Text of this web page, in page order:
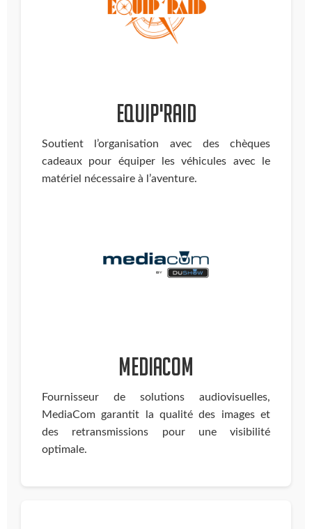
Equip'Raid
Soutient l’organisation avec des chèques
cadeaux pour équiper les véhicules avec le
matériel nécessaire à l’aventure.
MediaCom
Fournisseur de solutions audiovisuelles,
MediaCom garantit la qualité des images et
des retransmissions pour une visibilité
optimale.